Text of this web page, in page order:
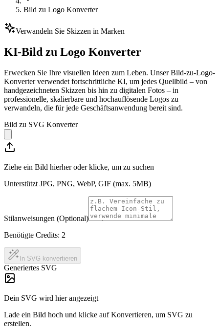
Bild zu Logo Konverter
Verwandeln Sie Skizzen in Marken
KI-Bild zu Logo Konverter
Erwecken Sie Ihre visuellen Ideen zum Leben. Unser Bild-zu-Logo-
Konverter verwendet fortschrittliche KI, um jedes Quellbild – von
handgezeichneten Skizzen bis hin zu digitalen Fotos – in
professionelle, skalierbare und hochauflösende Logos zu
verwandeln, die für jede Geschäftsanwendung bereit sind.
Bild zu SVG Konverter
Ziehe ein Bild hierher oder klicke, um zu suchen
Unterstützt JPG, PNG, WebP, GIF (max. 5MB)
Stilanweisungen (Optional)
Benötigte Credits: 2
In SVG konvertieren
Generiertes SVG
Dein SVG wird hier angezeigt
Lade ein Bild hoch und klicke auf Konvertieren, um SVG zu
erstellen.